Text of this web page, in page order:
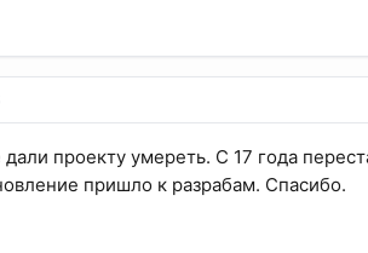
проекту умереть. С 17 года
пришло к разрабам. Спасибо.